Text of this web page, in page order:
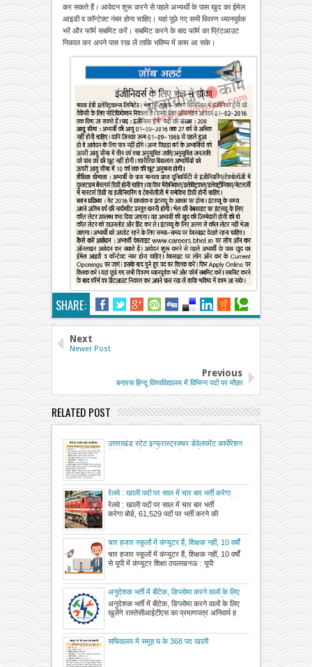
कर सकते हैं। आवेदन शुरू करने से पहले अभ्यर्थी के पास खुद का ईमेल
आइडी व कॉन्टेक्ट नंबर होना चाहिए। यहां पूछे गए सभी विवरण ध्यानपूर्वक
भरें और फॉर्म सबमिट करें। सबमिट करने के बाद फॉर्म का प्रिंटआउट
निकाल कर अपने पास रख लें ताकि भविष्य में काम आ सके।
SHARE:
Next
Newer Post
Previous
बनारस हिन्दू विश्वविद्यालय में विभिन्न पदों पर मौक़ा
RELATED POST
उत्तराखंड स्टेट इन्फ्रास्ट्रक्चर डेवेलपमेंट कार्पोरेशन
रेलवे : खाली पदों पर साल में चार बार भर्ती करेगा
बोर्ड, 61,529 पदों पर भर्ती करने की प्रक्रिया होगी
पूरी
रेलवे : खाली पदों पर साल में चार बार भर्ती
करेगा बोर्ड, 61,529 पदों पर भर्ती करने की
चार हजार स्कूलों में कंप्यूटर हैं, शिक्षक नहीं, 10 वर्षों
से यूपी में कंप्यूटर शिक्षा ठप
चार हजार स्कूलों में कंप्यूटर हैं, शिक्षक नहीं, 10 वर्षों
से यूपी में कंप्यूटर शिक्षा ठपलखनऊ : यूपी
अनुदेशक भर्ती में बीटेक, डिप्लोमा करने वालों के लिए
खुलेंगे रास्ते, सीआईटीएस का प्रमाणपत्र अनिवार्य
होने से भर्ती में शामिल नहीं हो पा रहे अभ्यर्थी
अनुदेशक भर्ती में बीटेक, डिप्लोमा करने वालों के लिए
खुलेंगे रास्तेसीआईटीएस का प्रमाणपत्र अनिवार्य ह
सचिवालय में समूह घ के 368 पद खाली